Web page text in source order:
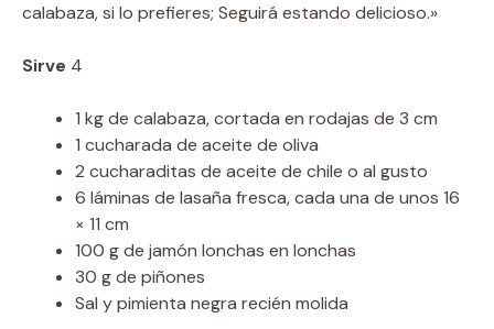
calabaza, si lo prefieres; Seguirá estando delicioso.»
Sirve 4
1 kg de calabaza, cortada en rodajas de 3 cm
1 cucharada de aceite de oliva
2 cucharaditas de aceite de chile o al gusto
6 láminas de lasaña fresca, cada una de unos 16
× 11 cm
100 g de jamón lonchas en lonchas
30 g de piñones
Sal y pimienta negra recién molida